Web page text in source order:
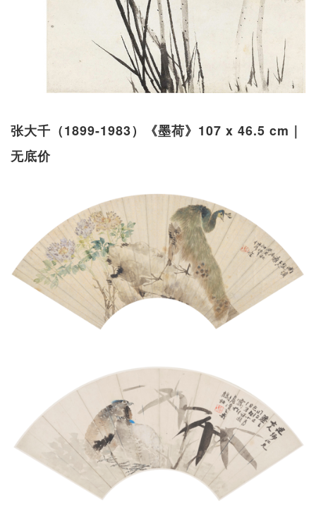
张大千（1899-1983）《墨荷》107 x 46.5 cm｜
无底价